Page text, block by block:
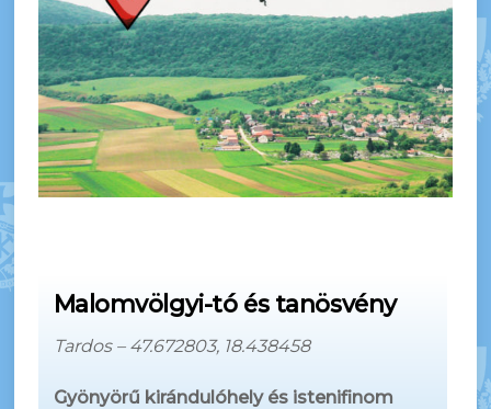
Malomvölgyi-tó és tanösvény
Tardos – 47.672803, 18.438458
Gyönyörű kirándulóhely és istenifinom